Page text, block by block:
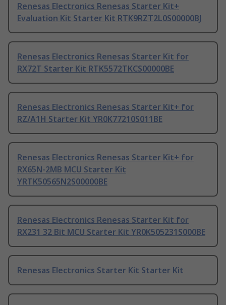
Renesas Electronics Renesas Starter Kit+
Evaluation Kit Starter Kit RTK9RZT2L0S00000BJ
Renesas Electronics Renesas Starter Kit for
RX72T Starter Kit RTK5572TKCS00000BE
Renesas Electronics Renesas Starter Kit+ for
RZ/A1H Starter Kit YR0K77210S011BE
Renesas Electronics Renesas Starter Kit+ for
RX65N-2MB MCU Starter Kit
YRTK50565N2S00000BE
Renesas Electronics Renesas Starter Kit for
RX231 32 Bit MCU Starter Kit YR0K505231S000BE
Renesas Electronics Starter Kit Starter Kit